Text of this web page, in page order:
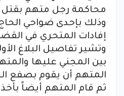
محاكمة رجل متهم بقتل
وذلك بإحدى ضواحي
إفادات المتحري في
وتشير تفاصيل البلاغ
بين المجني عليها
المتهم أن يقوم بصفع
ثم قام المتهم أيضاً